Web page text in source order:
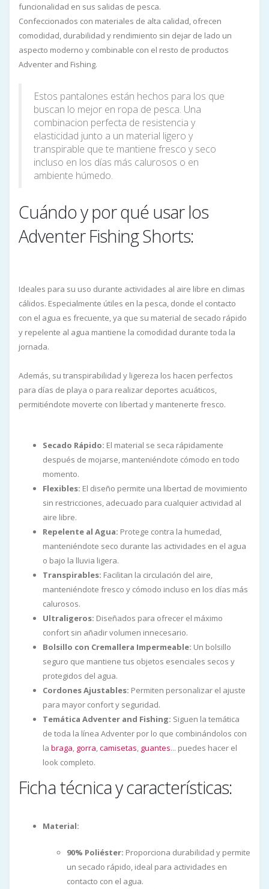
funcionalidad en sus salidas de pesca.
Confeccionados con materiales de alta calidad, ofrecen
comodidad, durabilidad y rendimiento sin dejar de lado un
aspecto moderno y combinable con el resto de productos
Adventer and Fishing.
Estos pantalones están hechos para los que
buscan lo mejor en ropa de pesca. Una
combinacion perfecta de resistencia y
elasticidad junto a un material ligero y
transpirable que te mantiene fresco y seco
incluso en los días más calurosos o en
ambiente húmedo.
Cuándo y por qué usar los
Adventer Fishing Shorts:
Ideales para su uso durante actividades al aire libre en climas
cálidos. Especialmente útiles en la pesca, donde el contacto
con el agua es frecuente, ya que su material de secado rápido
y repelente al agua mantiene la comodidad durante toda la
jornada.
Además, su transpirabilidad y ligereza los hacen perfectos
para días de playa o para realizar deportes acuáticos,
permitiéndote moverte con libertad y mantenerte fresco.
Secado Rápido: El material se seca rápidamente
después de mojarse, manteniéndote cómodo en todo
momento.
Flexibles: El diseño permite una libertad de movimiento
sin restricciones, adecuado para cualquier actividad al
aire libre.
Repelente al Agua: Protege contra la humedad,
manteniéndote seco durante las actividades en el agua
o bajo la lluvia ligera.
Transpirables: Facilitan la circulación del aire,
manteniéndote fresco y cómodo incluso en los días más
calurosos.
Ultraligeros: Diseñados para ofrecer el máximo
confort sin añadir volumen innecesario.
Bolsillo con Cremallera Impermeable: Un bolsillo
seguro que mantiene tus objetos esenciales secos y
protegidos del agua.
Cordones Ajustables: Permiten personalizar el ajuste
para mayor confort y seguridad.
Temática Adventer and Fishing: Siguen la temática
de toda la línea Adventer por lo que combinándolos con
la braga, gorra,camisetas, guantes... puedes hacer el
look completo.
Ficha técnica y características:
Material:
90% Poliéster: Proporciona durabilidad y permite
un secado rápido, ideal para actividades en
contacto con el agua.